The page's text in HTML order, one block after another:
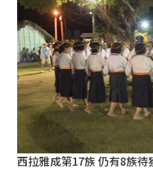
西拉雅成第17族 仍有8族待